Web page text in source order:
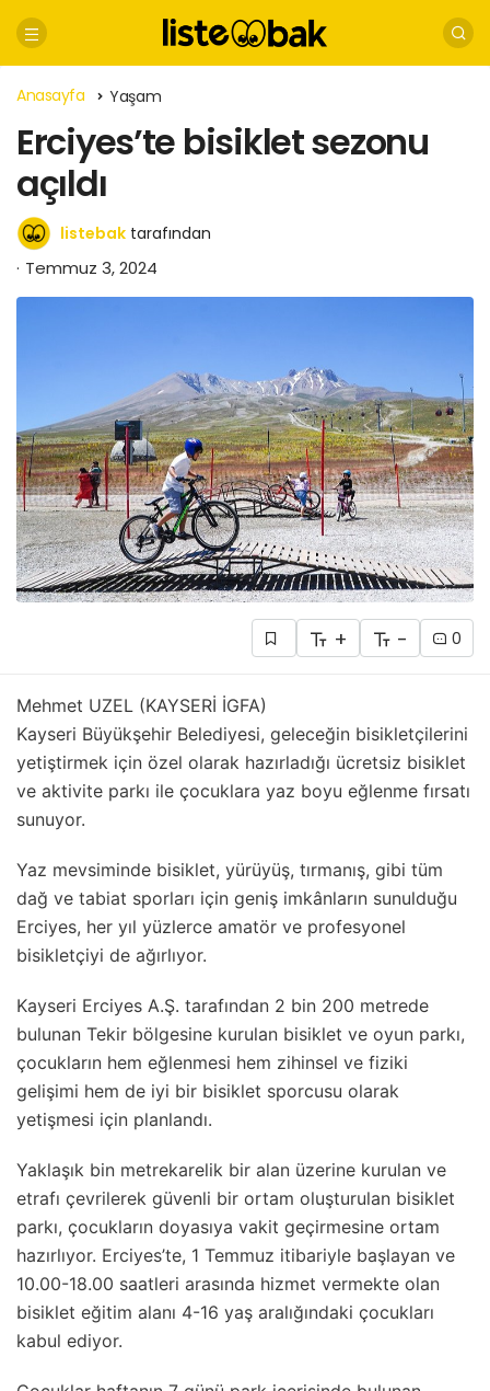
Anasayfa Yaşam
Erciyes’te bisiklet sezonu
açıldı
listebak tarafından
Temmuz 3, 2024
+ - 0
Mehmet UZEL (KAYSERİ İGFA)
Kayseri Büyükşehir Belediyesi, geleceğin bisikletçilerini
yetiştirmek için özel olarak hazırladığı ücretsiz bisiklet
ve aktivite parkı ile çocuklara yaz boyu eğlenme fırsatı
sunuyor.
Yaz mevsiminde bisiklet, yürüyüş, tırmanış, gibi tüm
dağ ve tabiat sporları için geniş imkânların sunulduğu
Erciyes, her yıl yüzlerce amatör ve profesyonel
bisikletçiyi de ağırlıyor.
Kayseri Erciyes A.Ş. tarafından 2 bin 200 metrede
bulunan Tekir bölgesine kurulan bisiklet ve oyun parkı,
çocukların hem eğlenmesi hem zihinsel ve fiziki
gelişimi hem de iyi bir bisiklet sporcusu olarak
yetişmesi için planlandı.
Yaklaşık bin metrekarelik bir alan üzerine kurulan ve
etrafı çevrilerek güvenli bir ortam oluşturulan bisiklet
parkı, çocukların doyasıya vakit geçirmesine ortam
hazırlıyor. Erciyes’te, 1 Temmuz itibariyle başlayan ve
10.00-18.00 saatleri arasında hizmet vermekte olan
bisiklet eğitim alanı 4-16 yaş aralığındaki çocukları
kabul ediyor.